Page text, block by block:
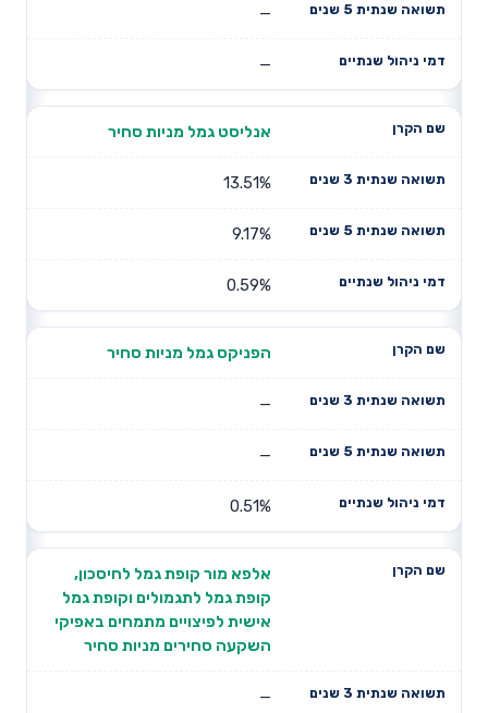
—
—
אנליסט גמל מניות סחיר
13.51%
9.17%
0.59%
הפניקס גמל מניות סחיר
—
—
0.51%
אלפא מור קופת גמל לחיסכון,
קופת גמל לתגמולים וקופת גמל
אישית לפיצויים מתמחים באפיקי
השקעה סחירים מניות סחיר
—